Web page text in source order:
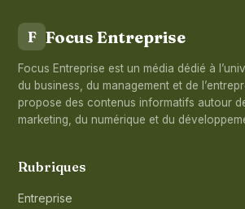
F Focus Entreprise
Focus Entreprise est un média dédié à
du business, du management et de
propose des contenus informatifs autour
marketing, du numérique et du
Rubriques
Entreprise